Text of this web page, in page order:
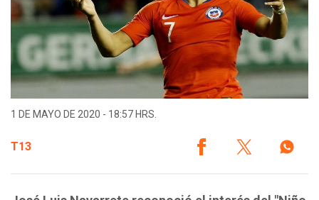
1 DE MAYO DE 2020 - 18:57 HRS.
T13